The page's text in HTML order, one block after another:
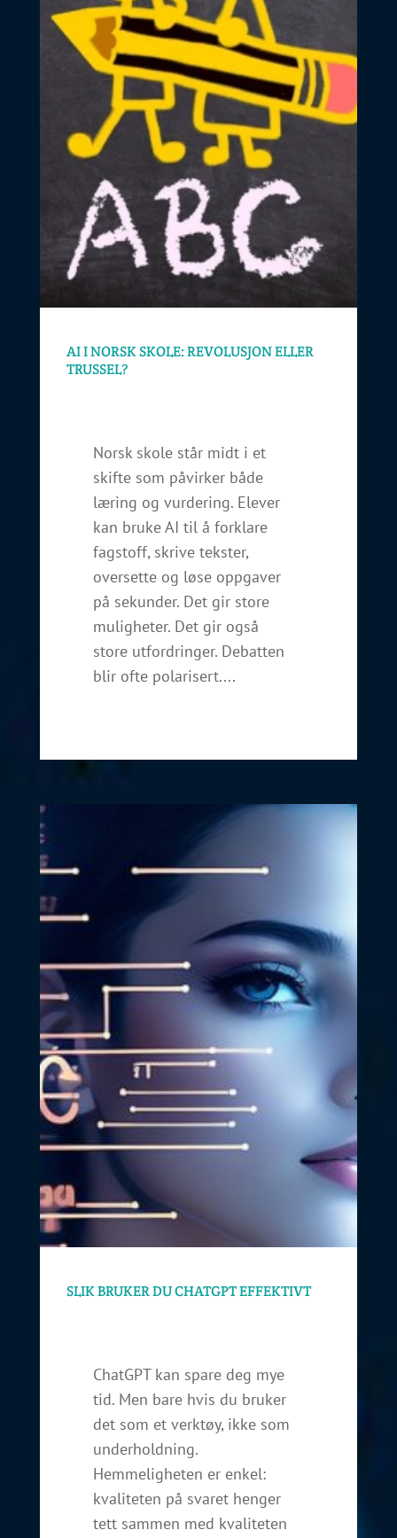
AI I NORSK SKOLE: REVOLUSJON ELLER
TRUSSEL?
Norsk skole står midt i et
skifte som påvirker både
læring og vurdering. Elever
kan bruke AI til å forklare
fagstoff, skrive tekster,
oversette og løse oppgaver
på sekunder. Det gir store
muligheter. Det gir også
store utfordringer. Debatten
blir ofte polarisert....
SLIK BRUKER DU CHATGPT EFFEKTIVT
ChatGPT kan spare deg mye
tid. Men bare hvis du bruker
det som et verktøy, ikke som
underholdning.
Hemmeligheten er enkel:
kvaliteten på svaret henger
tett sammen med kvaliteten